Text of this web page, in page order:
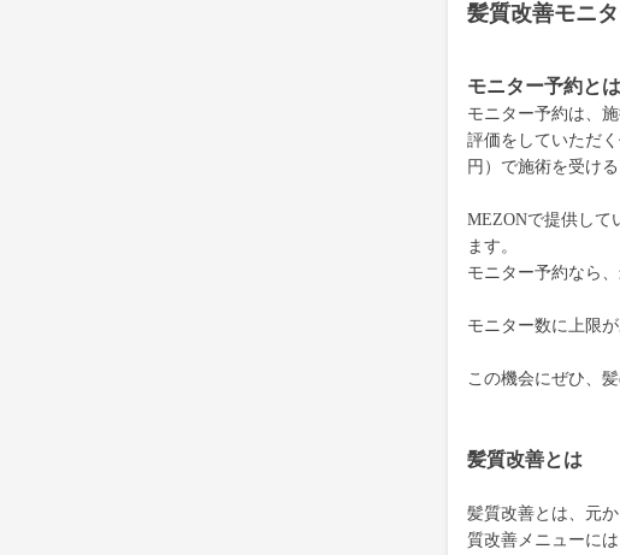
髪質改善モニ
モニター予約と
モニター予約は、
評価をしていただ
円）で施術を受け
MEZONで提供して
ます。
モニター予約なら
モニター数に上限
この機会にぜひ、
髪質改善とは
髪質改善とは、元
質改善メニューに